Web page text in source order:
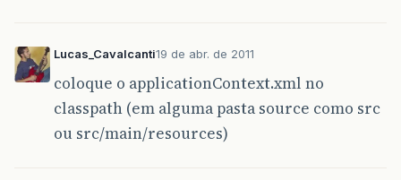
Lucas_Cavalcanti19 de abr. de 2011
coloque o applicationContext.xml no
classpath (em alguma pasta source como src
ou src/main/resources)